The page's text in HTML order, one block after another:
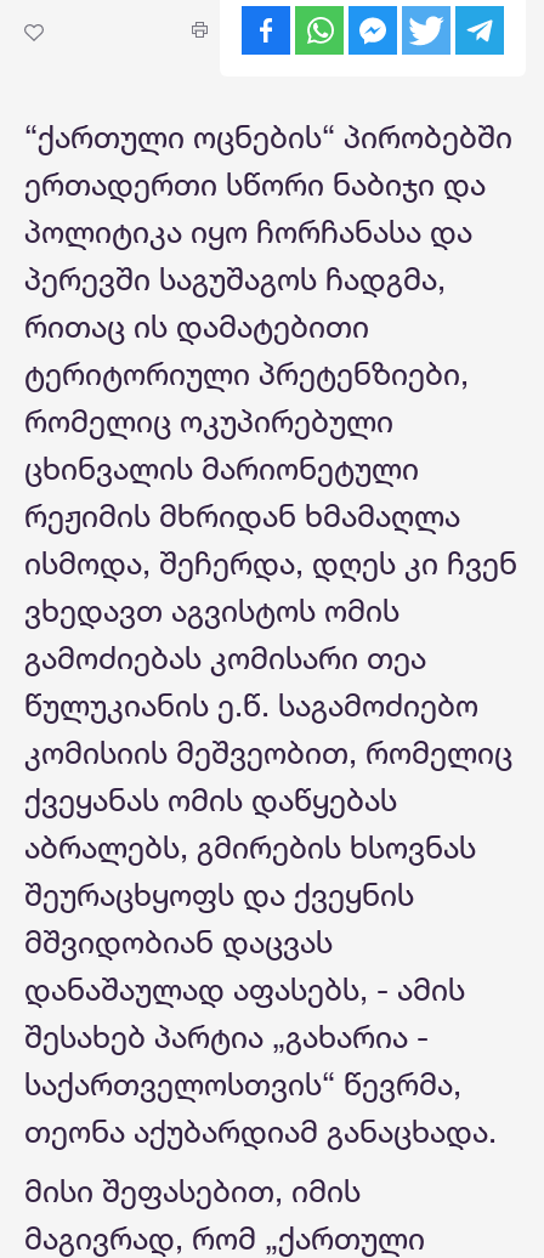
“ქართული ოცნების“ პირობებში
ერთადერთი სწორი ნაბიჯი და
პოლიტიკა იყო ჩორჩანასა და
პერევში საგუშაგოს ჩადგმა,
რითაც ის დამატებითი
ტერიტორიული პრეტენზიები,
რომელიც ოკუპირებული
ცხინვალის მარიონეტული
რეჟიმის მხრიდან ხმამაღლა
ისმოდა, შეჩერდა, დღეს კი ჩვენ
ვხედავთ აგვისტოს ომის
გამოძიებას კომისარი თეა
წულუკიანის ე.წ. საგამოძიებო
კომისიის მეშვეობით, რომელიც
ქვეყანას ომის დაწყებას
აბრალებს, გმირების ხსოვნას
შეურაცხყოფს და ქვეყნის
მშვიდობიან დაცვას
დანაშაულად აფასებს, - ამის
შესახებ პარტია „გახარია -
საქართველოსთვის“ წევრმა,
თეონა აქუბარდიამ განაცხადა.
მისი შეფასებით, იმის
მაგივრად, რომ „ქართული